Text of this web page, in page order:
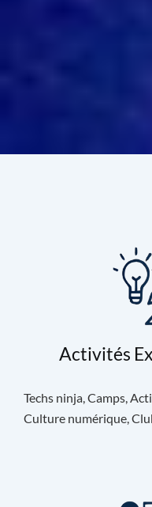
Activités
Techs ninja, Camps,
Culture numérique,